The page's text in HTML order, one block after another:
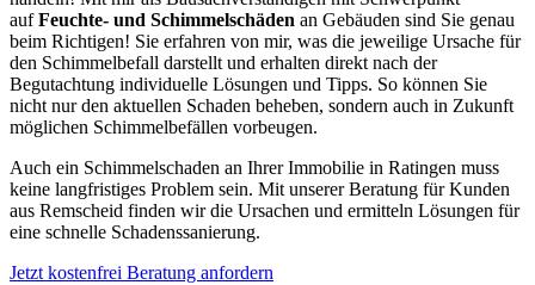
aufFeuchte- und Schimmelschäden an Gebäuden sind Sie genau
beim Richtigen! Sie erfahren von mir, was die jeweilige Ursache für
den Schimmelbefall darstellt und erhalten direkt nach der
Begutachtung individuelle Lösungen und Tipps. So können Sie
nicht nur den aktuellen Schaden beheben, sondern auch in Zukunft
möglichen Schimmelbefällen vorbeugen.
Auch ein Schimmelschaden an Ihrer Immobilie in Ratingen muss
keine langfristiges Problem sein. Mit unserer Beratung für Kunden
aus Remscheid finden wir die Ursachen und ermitteln Lösungen für
eine schnelle Schadenssanierung.
Jetzt kostenfrei Beratung anfordern